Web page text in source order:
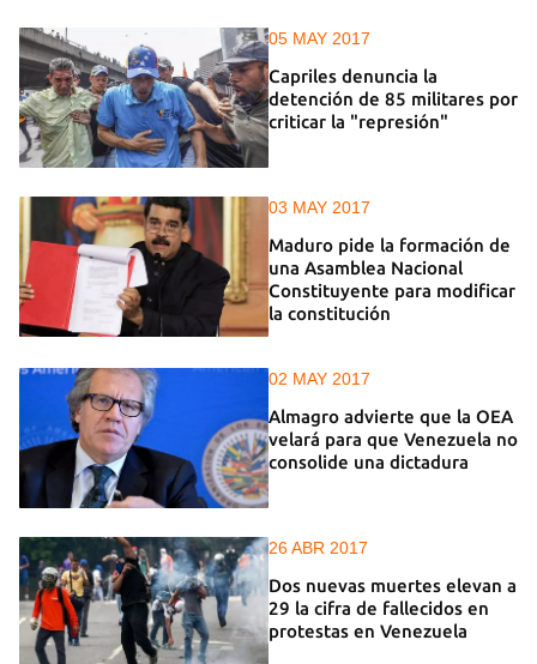
05 MAY 2017
Capriles denuncia la
detención de 85 militares por
criticar la "represión"
03 MAY 2017
Maduro pide la formación de
una Asamblea Nacional
Constituyente para modificar
la constitución
02 MAY 2017
Almagro advierte que la OEA
velará para que Venezuela no
consolide una dictadura
26 ABR 2017
Dos nuevas muertes elevan a
29 la cifra de fallecidos en
protestas en Venezuela